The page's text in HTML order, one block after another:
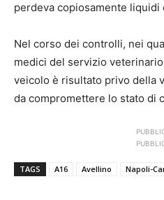
perdeva copiosamente
Nel corso dei controlli, nei
medici del servizio
veicolo è risultato privo della
da compromettere lo stato di
TAGS A16 Avellino Napoli-